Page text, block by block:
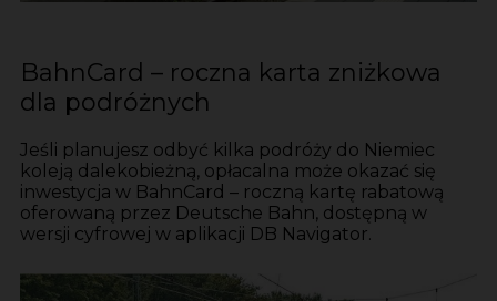
BahnCard – roczna karta zniżkowa
dla podróżnych
Jeśli planujesz odbyć kilka podróży do Niemiec
koleją dalekobieżną, opłacalna może okazać się
inwestycja w BahnCard – roczną kartę rabatową
oferowaną przez Deutsche Bahn, dostępną w
wersji cyfrowej w aplikacji DB Navigator.